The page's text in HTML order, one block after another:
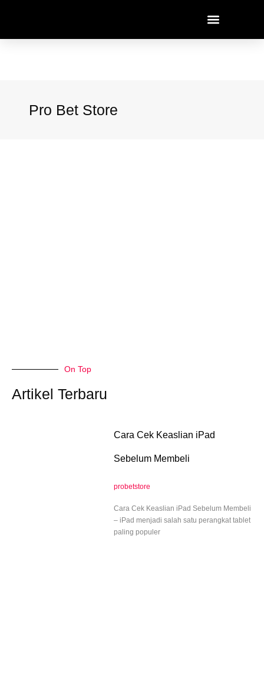
Pro Bet Store
On Top
Artikel Terbaru
Cara Cek Keaslian iPad
Sebelum Membeli
probetstore
Cara Cek Keaslian iPad Sebelum Membeli
– iPad menjadi salah satu perangkat tablet
paling populer